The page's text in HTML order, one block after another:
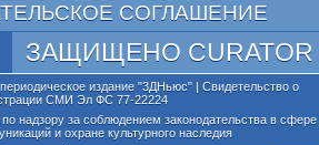
СОГЛАШЕНИЕ
ЗАЩИЩЕНО CURATOR
издание "3ДНьюс" | Свидетельство о
СМИ Эл ФС 77-22224
надзору за соблюдением законодательства в сфере
и охране культурного наследия